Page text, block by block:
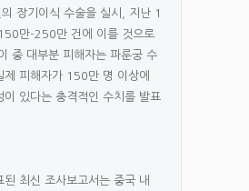
장기이식 수술을 실시, 지난 1
만-250만 건에 이를 것으로
중 대부분 피해자는 파룬궁 수
제 피해자가 150만 명 이상에
이 있다는 충격적인 수치를 발표
된 최신 조사보고서는 중국 내